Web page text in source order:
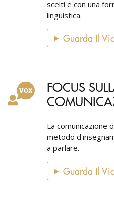
scelti e con una
linguistica.
Guarda Il
FOCUS
La comunicazione
metodo
a parlare.
Guarda Il